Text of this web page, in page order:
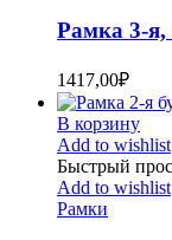
Рамка 3-
1417,00₽
В корзину
Add to wishlist
Быстрый
Add to wishlist
Рамки